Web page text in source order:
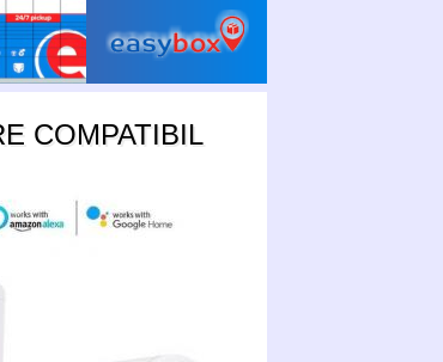
COMPATIBIL